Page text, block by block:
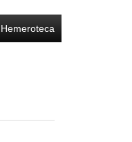
Hemeroteca